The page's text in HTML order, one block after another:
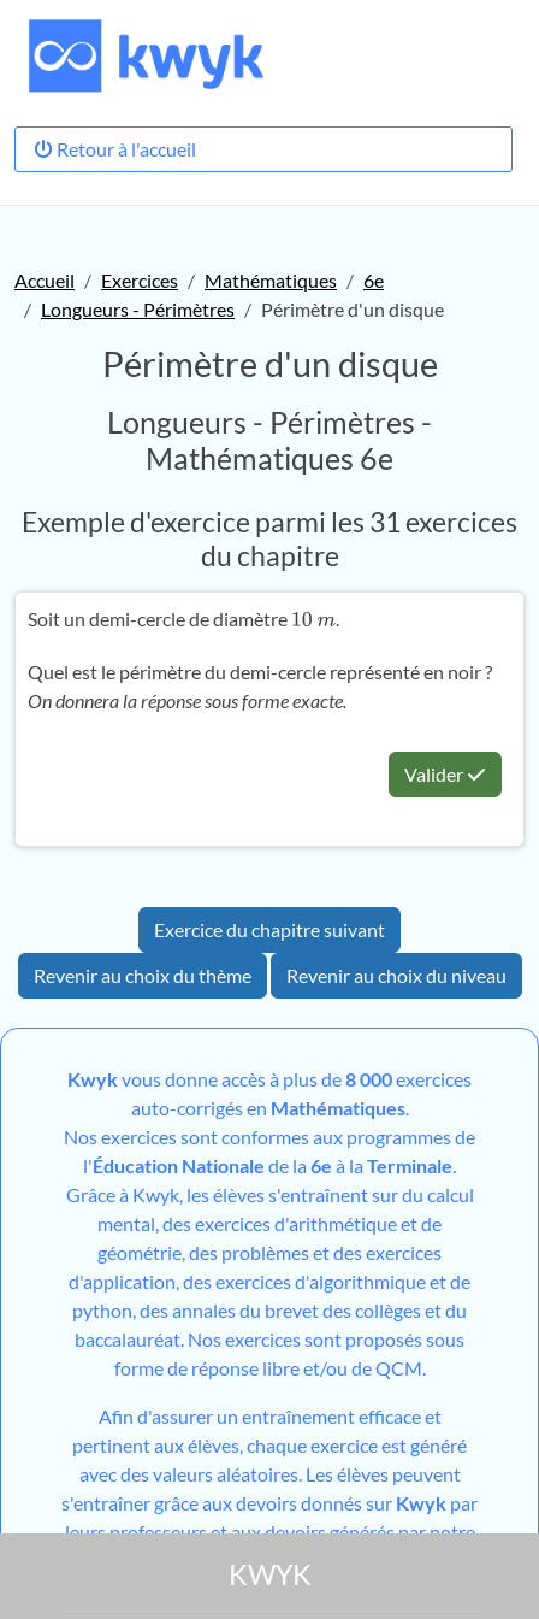
Retour à l'accueil
Accueil Exercices Mathématiques
6e
Longueurs - Périmètres
Périmètre d'un disque
Périmètre d'un disque
Longueurs - Périmètres -
Mathématiques 6e
Exemple d'exercice parmi les 31 exercices
du chapitre
Soit un demi-cercle de diamètre 10 m .
Quel est le périmètre du demi-cercle représenté en noir ?
On donnera la réponse sous forme exacte.
Valider
Exercice du chapitre suivant
Revenir au choix du thème
Revenir au choix du niveau
Kwykvous donne accès à plus de8 000exercices
auto-corrigés en Mathématiques.
Nos exercices sont conformes aux programmes de
l'Éducation Nationale de la 6e à la Terminale
Grâce à Kwyk, les élèves s'entraînent sur du calcul
mental, des exercices d'arithmétique et de
géométrie, des problèmes et des exercices
d'application, des exercices d'algorithmique et de
python, des annales du brevet des collèges et du
baccalauréat. Nos exercices sont proposés sous
forme de réponse libre et/ou de QCM.
Afin d'assurer un entraînement efficace et
pertinent aux élèves, chaque exercice est généré
avec des valeurs aléatoires. Les élèves peuvent
s'entraîner grâce aux devoirs donnés sur Kwyk par
leurs professeurs et aux devoirs générés par notre
mais aussi grâce aux différents
modules de travail en autonomie mis à disposition
KWYK